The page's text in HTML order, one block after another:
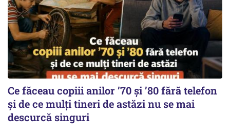
Ce făceau copiii anilor ’70 și ’80 fără telefon
și de ce mulți tineri de astăzi nu se mai
descurcă singuri